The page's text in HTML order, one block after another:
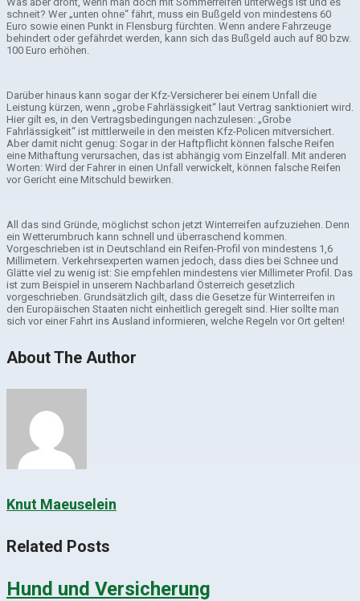
schneit? Wer „unten ohne“ fährt, muss ein Bußgeld von mindestens 60
Euro sowie einen Punkt in Flensburg fürchten. Wenn andere Fahrzeuge
behindert oder gefährdet werden, kann sich das Bußgeld auch auf 80 bzw.
100 Euro erhöhen.
Darüber hinaus kann sogar der Kfz-Versicherer bei einem Unfall die
Leistung kürzen, wenn „grobe Fahrlässigkeit“ laut Vertrag sanktioniert wird.
Hier gilt es, in den Vertragsbedingungen nachzulesen: „Grobe
Fahrlässigkeit“ ist mittlerweile in den meisten Kfz-Policen mitversichert.
Aber damit nicht genug: Sogar in der Haftpflicht können falsche Reifen
eine Mithaftung verursachen, das ist abhängig vom Einzelfall. Mit anderen
Worten: Wird der Fahrer in einen Unfall verwickelt, können falsche Reifen
vor Gericht eine Mitschuld bewirken.
All das sind Gründe, möglichst schon jetzt Winterreifen aufzuziehen. Denn
ein Wetterumbruch kann schnell und überraschend kommen.
Vorgeschrieben ist in Deutschland ein Reifen-Profil von mindestens 1,6
Millimetern. Verkehrsexperten warnen jedoch, dass dies bei Schnee und
Glätte viel zu wenig ist: Sie empfehlen mindestens vier Millimeter Profil. Das
ist zum Beispiel in unserem Nachbarland Österreich gesetzlich
vorgeschrieben. Grundsätzlich gilt, dass die Gesetze für Winterreifen in
den Europäischen Staaten nicht einheitlich geregelt sind. Hier sollte man
sich vor einer Fahrt ins Ausland informieren, welche Regeln vor Ort gelten!
About The Author
Knut Maeuselein
Related Posts
Hund und Versicherung